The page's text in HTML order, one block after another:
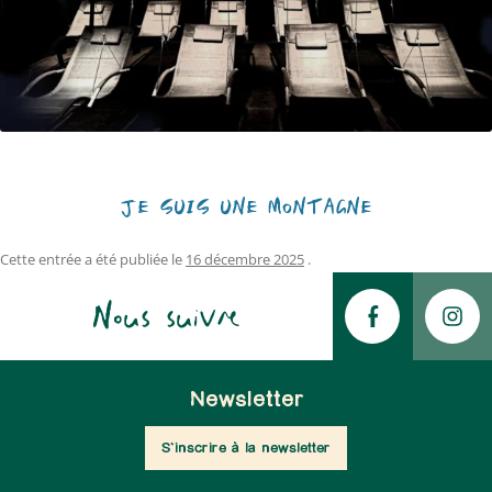
JE SUIS UNE MONTAGNE
Cette entrée a été publiée le 16 décembre 2025 .
Nous suivre
Newsletter
S'inscrire à la newsletter